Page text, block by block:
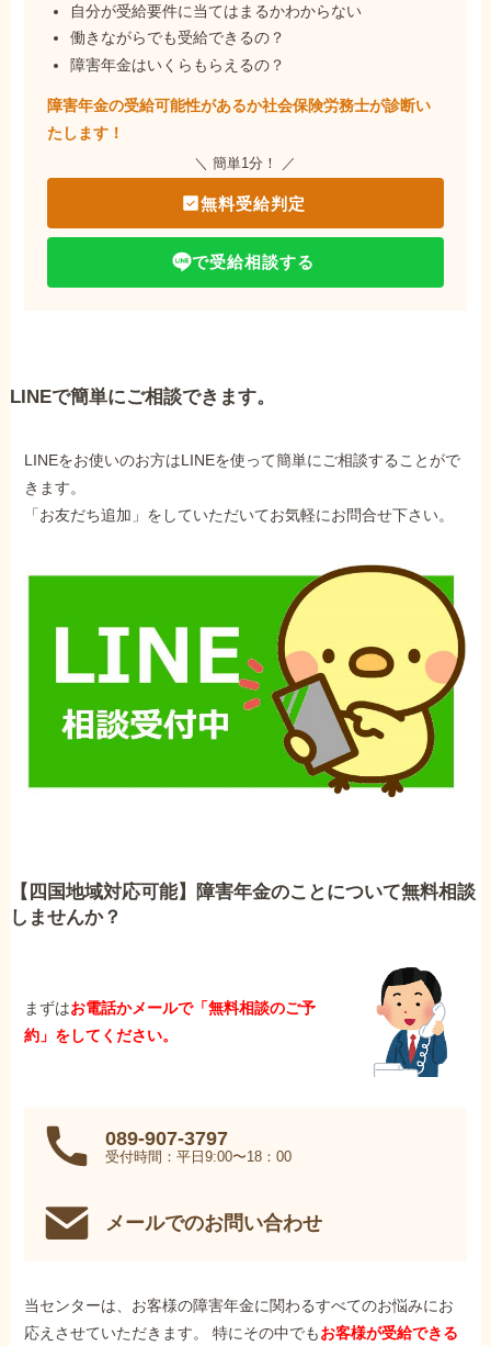
自分が受給要件に当てはまるかわからない
働きながらでも受給できるの？
障害年金はいくらもらえるの？
障害年金の受給可能性があるか社会保険労務士が診断い
たします！
＼ 簡単1分！ ／
無料受給判定
で受給相談する
LINEで簡単にご相談できます。
LINEをお使いのお方はLINEを使って簡単にご相談することがで
きます。
「お友だち追加」をしていただいてお気軽にお問合せ下さい。
【四国地域対応可能】障害年金のことについて無料相談
しませんか？
まずはお電話かメールで「無料相談のご予
約」をしてください。
089-907-3797
受付時間：平日9:00〜18：00
メールでのお問い合わせ
当センターは、お客様の障害年金に関わるすべてのお悩みにお
応えさせていただきます。 特にその中でもお客様が受給できる